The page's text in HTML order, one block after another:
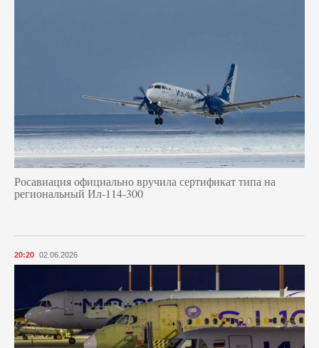
Росавиация официально вручила сертификат типа на
региональный Ил-114-300
20:20 02.06.2026